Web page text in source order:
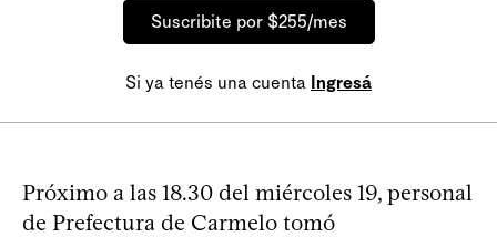
Suscribite por $255/mes
Si ya tenés una cuenta Ingresá
Próximo a las 18.30 del miércoles 19, personal
de Prefectura de Carmelo tomó